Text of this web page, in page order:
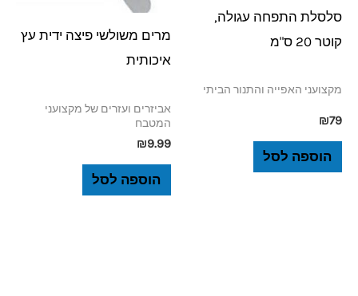
סלסלת התפחה עגולה,
קוטר 20 ס"מ
מקצועני האפייה והתנור הביתי
₪79
הוספה לסל
מרים משולשי פיצה ידית עץ
איכותית
אביזרים ועזרים של מקצועני
המטבח
₪9.99
הוספה לסל